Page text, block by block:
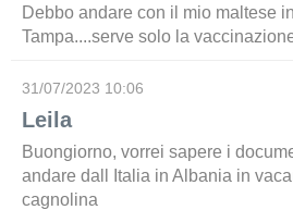
Debbo andare con il mio maltese
Tampa....serve solo la
31/07/2023 10:06
Leila
Buongiorno, vorrei sapere i
andare dall Italia in Albania in
cagnolina